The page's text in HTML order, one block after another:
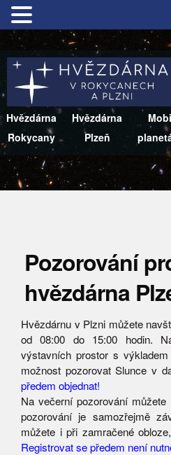
Hvězdárna
Rokycany
Hvězdárna
Plzeň
Pozorování
hvězdárna
Hvězdárnu v Plzni můžete
od 08:00 do 15:00 hodin.
výstavních prostor s
možnost pozorovat Slunce v
předem objednat!
Na večerní pozorování můžete
pozorování je samozřejmě
můžete i při zamračené
Registrovat se předem není